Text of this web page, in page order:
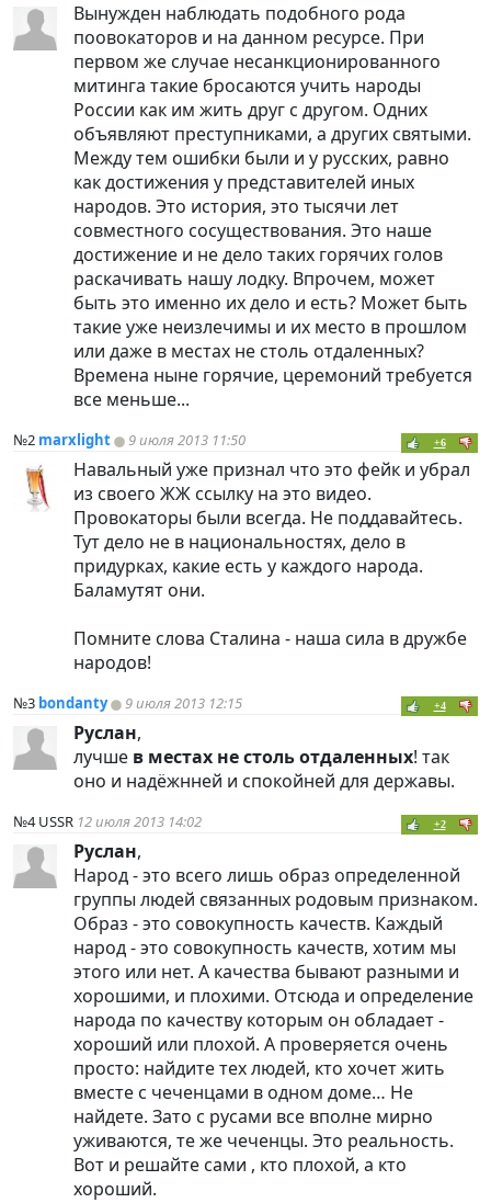
Вынужден наблюдать подобного рода
поовокаторов и на данном ресурсе. При
первом же случае несанкционированного
митинга такие бросаются учить народы
России как им жить друг с другом. Одних
объявляют преступниками, а других святыми.
Между тем ошибки были и у русских, равно
как достижения у представителей иных
народов. Это история, это тысячи лет
совместного сосуществования. Это наше
достижение и не дело таких горячих голов
раскачивать нашу лодку. Впрочем, может
быть это именно их дело и есть? Может быть
такие уже неизлечимы и их место в прошлом
или даже в местах не столь отдаленных?
Времена ныне горячие, церемоний требуется
все меньше...
№2 marxlight 9 июля 2013 11:50 +6
Навальный уже признал что это фейк и убрал
из своего ЖЖ ссылку на это видео.
Провокаторы были всегда. Не поддавайтесь.
Тут дело не в национальностях, дело в
придурках, какие есть у каждого народа.
Баламутят они.
Помните слова Сталина - наша сила в дружбе
народов!
№3 bondanty 9 июля 2013 12:15 +4
Руслан,
лучше в местах не столь отдаленных! так
оно и надёжнней и спокойней для державы.
№4USSR 12 июля 2013 14:02 +2
Руслан,
Народ - это всего лишь образ определенной
группы людей связанных родовым признаком.
Образ - это совокупность качеств. Каждый
народ - это совокупность качеств, хотим мы
этого или нет. А качества бывают разными и
хорошими, и плохими. Отсюда и определение
народа по качеству которым он обладает -
хороший или плохой. А проверяется очень
просто: найдите тех людей, кто хочет жить
вместе с чеченцами в одном доме… Не
найдете. Зато с русами все вполне мирно
уживаются, те же чеченцы. Это реальность.
Вот и решайте сами , кто плохой, а кто
хороший.